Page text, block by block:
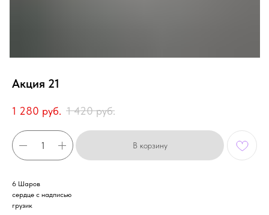
Акция 21
1 280 руб. 1 420 руб.
В корзину
6 Шаров
сердце с надписью
грузик